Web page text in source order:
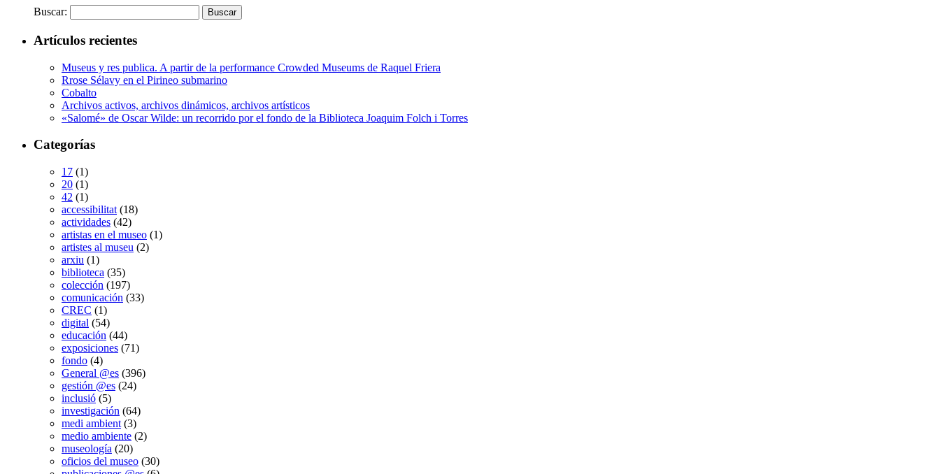
Buscar:
Artículos recientes
Museus y res publica. A partir de la performance Crowded Museums de Raquel Friera
Rrose Sélavy en el Pirineo submarino
Cobalto
Archivos activos, archivos dinámicos, archivos artísticos
«Salomé» de Oscar Wilde: un recorrido por el fondo de la Biblioteca Joaquim Folch i Torres
Categorías
17 (1)
20 (1)
42 (1)
accessibilitat (18)
actividades (42)
artistas en el museo (1)
artistes al museu (2)
arxiu (1)
biblioteca (35)
colección (197)
comunicación (33)
CREC (1)
digital (54)
educación (44)
exposiciones (71)
fondo (4)
General @es (396)
gestión @es (24)
inclusió (5)
investigación (64)
medi ambient (3)
medio ambiente (2)
museología (20)
oficios del museo (30)